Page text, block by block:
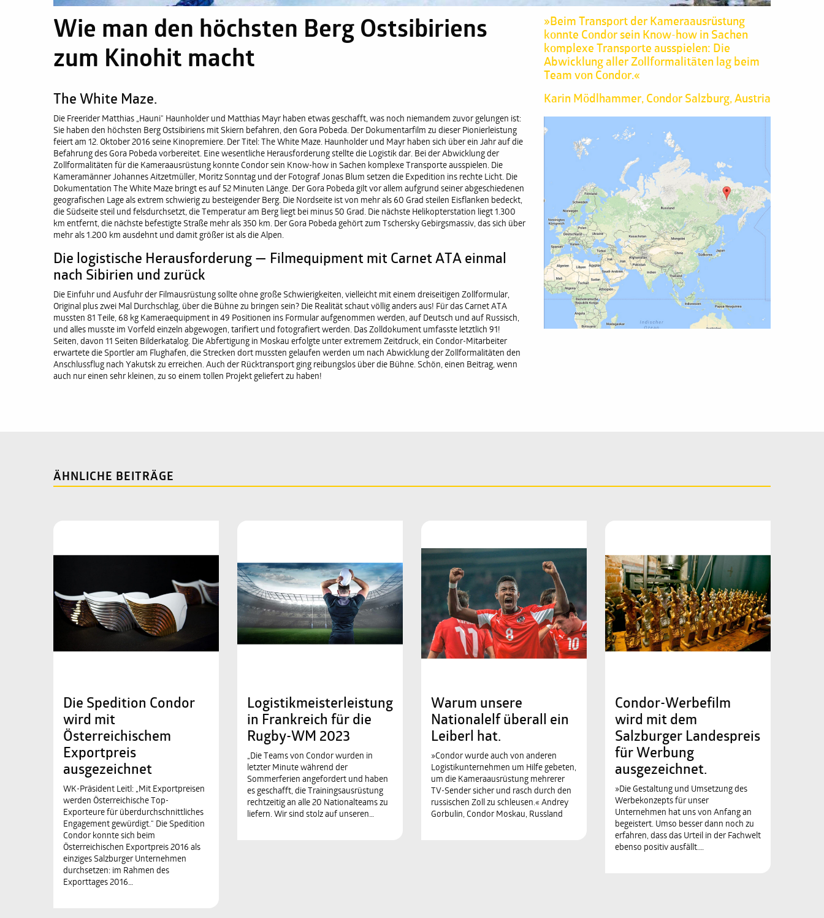
»Beim Transport der Kameraausrüstung
konnte Condor sein Know-how in Sachen
komplexe Transporte ausspielen: Die
Abwicklung aller Zollformalitäten lag beim
Team von Condor.«
Karin Mödlhammer, Condor Salzburg, Austria
Wie man den höchsten Berg Ostsibiriens
zum Kinohit macht
The White Maze.
Die Freerider Matthias „Hauni“ Haunholder und Matthias Mayr haben etwas geschafft, was noch niemandem zuvor gelungen ist:
Sie haben den höchsten Berg Ostsibiriens mit Skiern befahren, den Gora Pobeda. Der Dokumentarfilm zu dieser Pionierleistung
feiert am 12. Oktober 2016 seine Kinopremiere. Der Titel: The White Maze. Haunholder und Mayr haben sich über ein Jahr auf die
Befahrung des Gora Pobeda vorbereitet. Eine wesentliche Herausforderung stellte die Logistik dar. Bei der Abwicklung der
Zollformalitäten für die Kameraausrüstung konnte Condor sein Know-how in Sachen komplexe Transporte ausspielen. Die
Kameramänner Johannes Aitzetmüller, Moritz Sonntag und der Fotograf Jonas Blum setzen die Expedition ins rechte Licht. Die
Dokumentation The White Maze bringt es auf 52 Minuten Länge. Der Gora Pobeda gilt vor allem aufgrund seiner abgeschiedenen
geografischen Lage als extrem schwierig zu besteigender Berg. Die Nordseite ist von mehr als 60 Grad steilen Eisflanken bedeckt,
die Südseite steil und felsdurchsetzt, die Temperatur am Berg liegt bei minus 50 Grad. Die nächste Helikopterstation liegt 1.300
km entfernt, die nächste befestigte Straße mehr als 350 km. Der Gora Pobeda gehört zum Tschersky Gebirgsmassiv, das sich über
mehr als 1.200 km ausdehnt und damit größer ist als die Alpen.
Die logistische Herausforderung — Filmequipment mit Carnet ATA einmal
nach Sibirien und zurück
Die Einfuhr und Ausfuhr der Filmausrüstung sollte ohne große Schwierigkeiten, vielleicht mit einem dreiseitigen Zollformular,
Original plus zwei Mal Durchschlag, über die Bühne zu bringen sein? Die Realität schaut völlig anders aus! Für das Carnet ATA
mussten 81 Teile, 68 kg Kameraequipment in 49 Positionen ins Formular aufgenommen werden, auf Deutsch und auf Russisch,
und alles musste im Vorfeld einzeln abgewogen, tarifiert und fotografiert werden. Das Zolldokument umfasste letztlich 91!
Seiten, davon 11 Seiten Bilderkatalog. Die Abfertigung in Moskau erfolgte unter extremem Zeitdruck, ein Condor-Mitarbeiter
erwartete die Sportler am Flughafen, die Strecken dort mussten gelaufen werden um nach Abwicklung der Zollformalitäten den
Anschlussflug nach Yakutsk zu erreichen. Auch der Rücktransport ging reibungslos über die Bühne. Schön, einen Beitrag, wenn
auch nur einen sehr kleinen, zu so einem tollen Projekt geliefert zu haben!
ÄHNLICHE BEITRÄGE
Die Spedition Condor
wird mit
Österreichischem
Exportpreis
ausgezeichnet
WK-Präsident Leitl: „Mit Exportpreisen
werden Österreichische Top-
Exporteure für überdurchschnittliches
Engagement gewürdigt.“ Die Spedition
Condor konnte sich beim
Österreichischen Exportpreis 2016 als
einziges Salzburger Unternehmen
durchsetzen: im Rahmen des
Exporttages 2016…
Logistikmeisterleistung
in Frankreich für die
Rugby-WM 2023
„Die Teams von Condor wurden in
letzter Minute während der
Sommerferien angefordert und haben
es geschafft, die Trainingsausrüstung
rechtzeitig an alle 20 Nationalteams zu
liefern. Wir sind stolz auf unseren…
Warum unsere
Nationalelf überall ein
Leiberl hat.
»Condor wurde auch von anderen
Logistikunternehmen um Hilfe gebeten,
um die Kameraausrüstung mehrerer
TV-Sender sicher und rasch durch den
russischen Zoll zu schleusen.« Andrey
Gorbulin, Condor Moskau, Russland
Condor-Werbefilm
wird mit dem
Salzburger Landespreis
für Werbung
ausgezeichnet.
»Die Gestaltung und Umsetzung des
Werbekonzepts für unser
Unternehmen hat uns von Anfang an
begeistert. Umso besser dann noch zu
erfahren, dass das Urteil in der Fachwelt
ebenso positiv ausfällt.…